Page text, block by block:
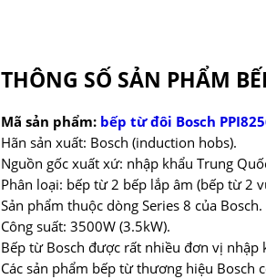
THÔNG SỐ SẢN PHẨM
Mã sản phẩm: bếp từ đôi Bosch
Hãn sản xuất: Bosch (induction hobs).
Nguồn gốc xuất xứ: nhập khẩu Trung
Phân loại: bếp từ 2 bếp lắp âm (bếp từ 2
Sản phẩm thuộc dòng Series 8 của Bosch.
Công suất: 3500W (3.5kW).
Bếp từ Bosch được rất nhiều đơn vị nhập
Các sản phẩm bếp từ thương hiệu Bosch